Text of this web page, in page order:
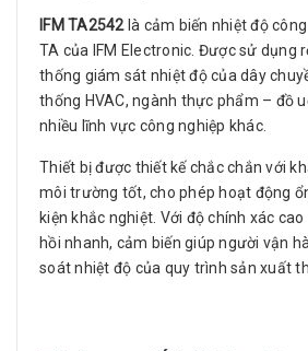
IFM TA2542là cảm biến nhiệt độ
TA của IFM Electronic. Được sử dụng
thống giám sát nhiệt độ của dây
thống HVAC, ngành thực phẩm – đồ
nhiều lĩnh vực công nghiệp khác.
Thiết bị được thiết kế chắc chắn với
môi trường tốt, cho phép hoạt động
kiện khắc nghiệt. Với độ chính xác
hồi nhanh, cảm biến giúp người vận
soát nhiệt độ của quy trình sản xuất